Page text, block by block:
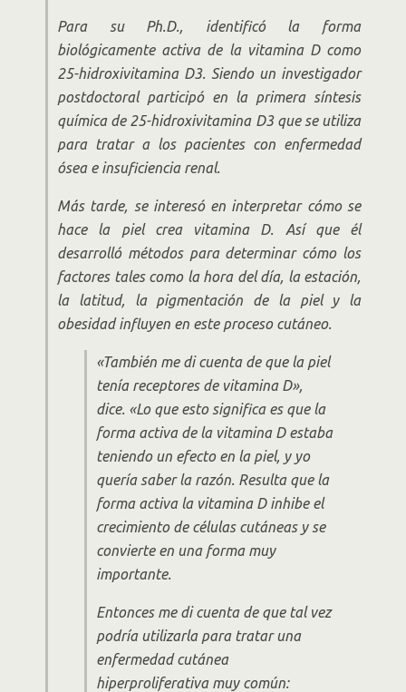
Para su Ph.D., identificó la forma
biológicamente activa de la vitamina D como
25-hidroxivitamina D3. Siendo un investigador
postdoctoral participó en la primera síntesis
química de 25-hidroxivitamina D3 que se utiliza
para tratar a los pacientes con enfermedad
ósea e insuficiencia renal.
Más tarde, se interesó en interpretar cómo se
hace la piel crea vitamina D. Así que él
desarrolló métodos para determinar cómo los
factores tales como la hora del día, la estación,
la latitud, la pigmentación de la piel y la
obesidad influyen en este proceso cutáneo.
«También me di cuenta de que la piel
tenía receptores de vitamina D»,
dice. «Lo que esto significa es que la
forma activa de la vitamina D estaba
teniendo un efecto en la piel, y yo
quería saber la razón. Resulta que la
forma activa la vitamina D inhibe el
crecimiento de células cutáneas y se
convierte en una forma muy
importante.
Entonces me di cuenta de que tal vez
podría utilizarla para tratar una
enfermedad cutánea
hiperproliferativa muy común: